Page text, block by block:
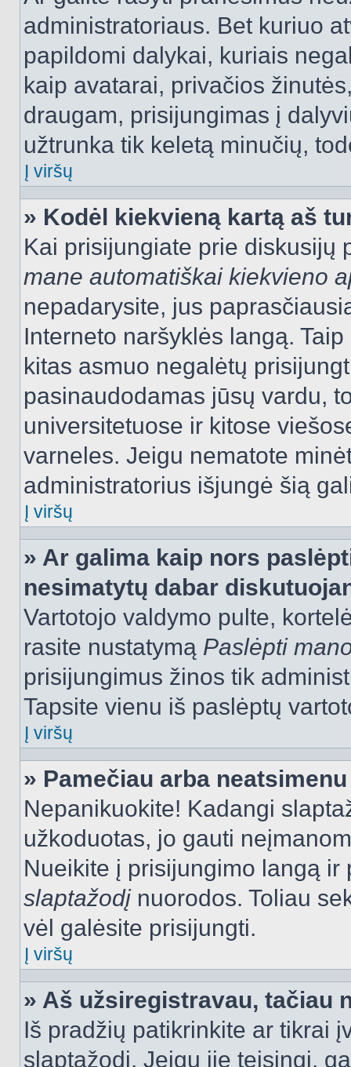
administratoriaus. Bet kuriuo
papildomi dalykai, kuriais
kaip avatarai, privačios
draugam, prisijungimas į
užtrunka tik keletą minučių,
Į viršų
» Kodėl kiekvieną kartą aš
Kai prisijungiate prie diskusijų
mane automatiškai kiekvieno
nepadarysite, jus
Interneto naršyklės langą.
kitas asmuo negalėtų
pasinaudodamas jūsų vardu,
universitetuose ir kitose
varneles. Jeigu nematote
administratorius išjungė šią
Į viršų
» Ar galima kaip nors
nesimatytų dabar
Vartotojo valdymo pulte,
rasite nustatymą Paslėpti
prisijungimus žinos tik
Tapsite vienu iš paslėptų
Į viršų
» Pamečiau arba
Nepanikuokite! Kadangi
užkoduotas, jo gauti
Nueikite į prisijungimo langą
slaptažodįnuorodos. Toliau
vėl galėsite prisijungti.
Į viršų
» Aš užsiregistravau, tačiau
Iš pradžių patikrinkite ar tikrai
slaptažodį. Jeigu jie teisingi,